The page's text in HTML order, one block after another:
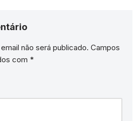
não será publicado. Campos
com *